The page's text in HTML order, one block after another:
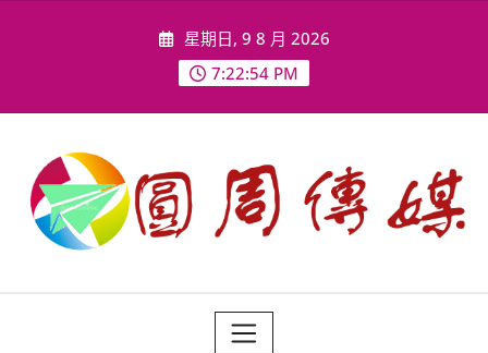
星期日, 9 8 月 2026
7:22:56 PM